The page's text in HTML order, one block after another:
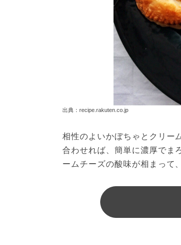
出典：recipe.rakuten.co.jp
相性のよいかぼちゃとクリー
合わせれば、簡単に濃厚でま
ームチーズの酸味が相まって